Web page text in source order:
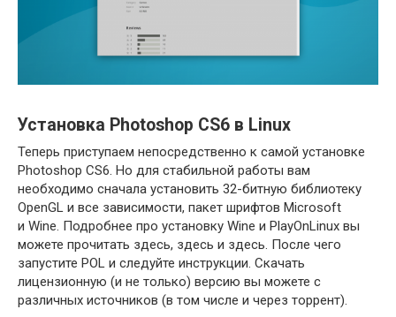
Установка Photoshop CS6 в Linux
Теперь приступаем непосредственно к самой установке
Photoshop CS6. Но для стабильной работы вам
необходимо сначала установить 32-битную библиотеку
OpenGL и все зависимости, пакет шрифтов Microsoft
и Wine. Подробнее про установку Wine и PlayOnLinux вы
можете прочитать здесь, здесь и здесь. После чего
запустите POL и следуйте инструкции. Скачать
лицензионную (и не только) версию вы можете с
различных источников (в том числе и через торрент).